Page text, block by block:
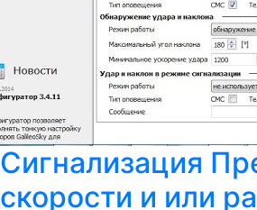
Сигнализация
скорости и или